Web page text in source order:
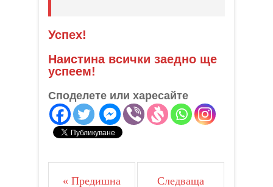
Успех!
Наистина всички заедно ще
успеем!
Споделете или харесайте
« Предишна
Следваща